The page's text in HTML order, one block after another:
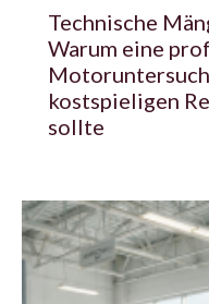
Technische
Warum eine
kostspieligen
sollte